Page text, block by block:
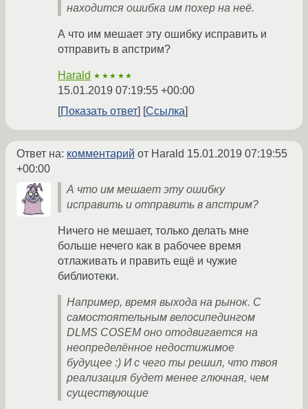
находится ошибка им похер на неё.
А что им мешает эту ошибку исправить и
отправить в апстрим?
Harald ★★★★★
15.01.2019 07:19:55 +00:00
Показать ответ
Ссылка
Ответ на: комментарий от Harald 15.01.2019 07:19:55
+00:00
А что им мешает эту ошибку
исправить и отправить в апстрим?
Ничего не мешает, только делать мне
больше нечего как в рабочее время
отлаживать и править ещё и чужие
библиотеки.
Например, время выхода на рынок. С
самостоятельным велосипедингом
DLMS COSEM оно отодвигается на
неопределённое недостижимое
будущее :) И с чего ты решил, что твоя
реализация будет менее глючная, чем
существующие